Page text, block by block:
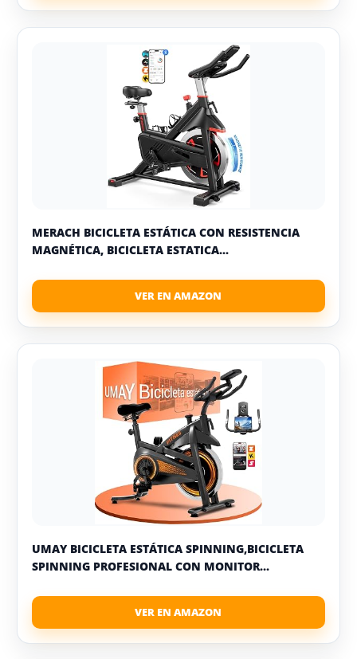
MERACH BICICLETA ESTÁTICA CON RESISTENCIA
MAGNÉTICA, BICICLETA ESTATICA...
UMAY BICICLETA ESTÁTICA SPINNING,BICICLETA
SPINNING PROFESIONAL CON MONITOR...